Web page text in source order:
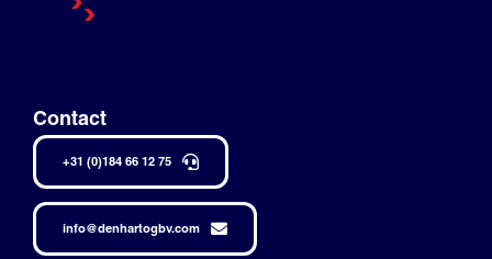
Contact
+31 (0)184 66 12 75
info@denhartogbv.com